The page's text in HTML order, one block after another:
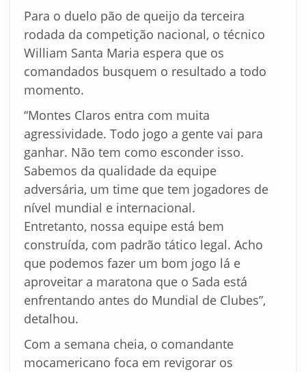
Para o duelo pão de queijo da terceira
rodada da competição nacional, o técnico
William Santa Maria espera que os
comandados busquem o resultado a todo
momento.
“Montes Claros entra com muita
agressividade. Todo jogo a gente vai para
ganhar. Não tem como esconder isso.
Sabemos da qualidade da equipe
adversária, um time que tem jogadores de
nível mundial e internacional.
Entretanto, nossa equipe está bem
construída, com padrão tático legal. Acho
que podemos fazer um bom jogo lá e
aproveitar a maratona que o Sada está
enfrentando antes do Mundial de Clubes”,
detalhou.
Com a semana cheia, o comandante
mocamericano foca em revigorar os